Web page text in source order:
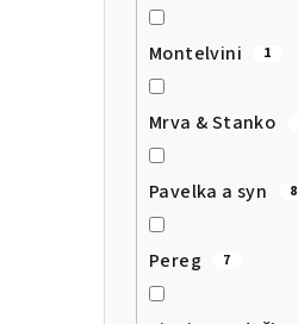
Montelvini 1
Mrva & Stanko
Pavelka a syn 8
Pereg 7